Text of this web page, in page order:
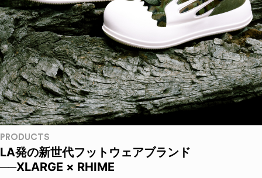
PRODUCTS
LA発の新世代フットウェアブランド
──XLARGE × RHIME